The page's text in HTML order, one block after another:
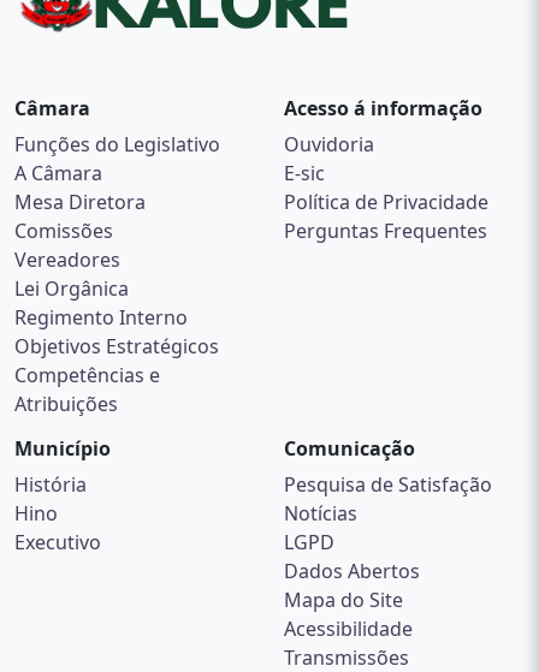
Câmara
Funções do Legislativo
A Câmara
Mesa Diretora
Comissões
Vereadores
Lei Orgânica
Regimento Interno
Objetivos Estratégicos
Competências e
Atribuições
Acesso á informação
Ouvidoria
E-sic
Política de Privacidade
Perguntas Frequentes
Município
História
Hino
Executivo
Comunicação
Pesquisa de Satisfação
Notícias
LGPD
Dados Abertos
Mapa do Site
Acessibilidade
Transmissões